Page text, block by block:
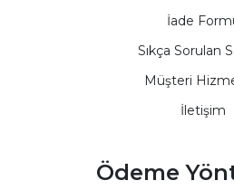
İade
Sıkça Sorulan
Müşteri
İletişim
Ödeme